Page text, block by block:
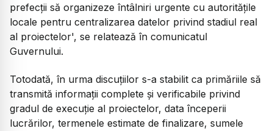
prefecții să organizeze întâlniri urgente cu autoritățile
locale pentru centralizarea datelor privind stadiul real
al proiectelor', se relatează în comunicatul
Guvernului.
Totodată, în urma discuțiilor s-a stabilit ca primăriile să
transmită informații complete și verificabile privind
gradul de execuție al proiectelor, data începerii
lucrărilor, termenele estimate de finalizare, sumele